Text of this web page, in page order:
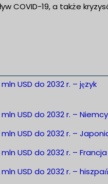
COVID-19, a także
USD do 2032 r. – język
USD do 2032 r. – Niemcy
USD do 2032 r. –
USD do 2032 r. – Francja
USD do 2032 r. –